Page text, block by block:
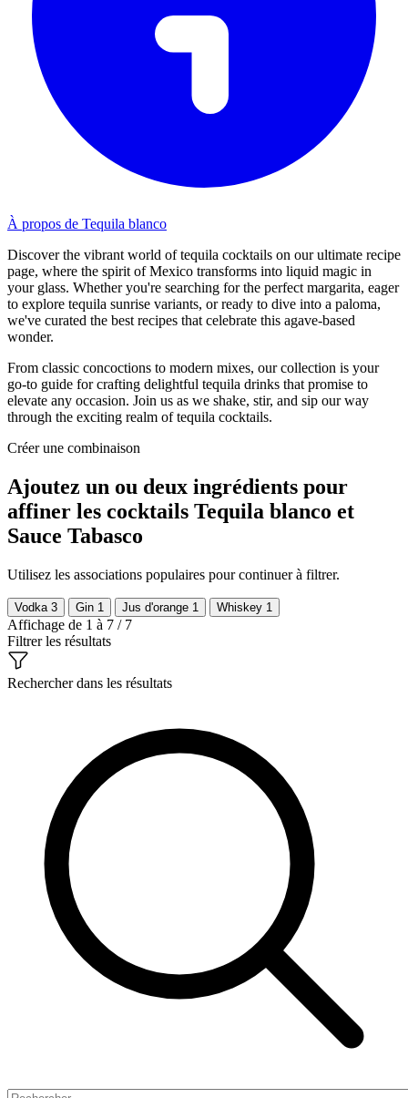
À propos de Tequila blanco
Discover the vibrant world of tequila cocktails on our ultimate recipe
page, where the spirit of Mexico transforms into liquid magic in
your glass. Whether you're searching for the perfect margarita, eager
to explore tequila sunrise variants, or ready to dive into a paloma,
we've curated the best recipes that celebrate this agave-based
wonder.
From classic concoctions to modern mixes, our collection is your
go-to guide for crafting delightful tequila drinks that promise to
elevate any occasion. Join us as we shake, stir, and sip our way
through the exciting realm of tequila cocktails.
Créer une combinaison
Ajoutez un ou deux ingrédients pour
affiner les cocktails Tequila blanco et
Sauce Tabasco
Utilisez les associations populaires pour continuer à filtrer.
Vodka 3 Gin 1 Jus d'orange 1 Whiskey 1
Affichage de 1 à 7 / 7
Filtrer les résultats
Rechercher dans les résultats